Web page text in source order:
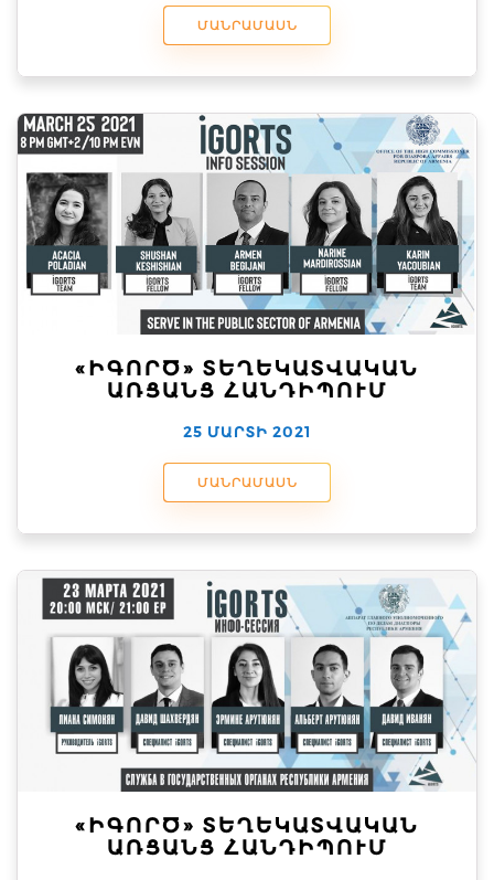
ՄԱՆՐԱՄԱՍՆ
«ԻԳՈՐԾ» ՏԵՂԵԿԱՏՎԱԿԱՆ
ԱՌՑԱՆՑ ՀԱՆԴԻՊՈՒՄ
25 ՄԱՐՏԻ 2021
ՄԱՆՐԱՄԱՍՆ
«ԻԳՈՐԾ» ՏԵՂԵԿԱՏՎԱԿԱՆ
ԱՌՑԱՆՑ ՀԱՆԴԻՊՈՒՄ